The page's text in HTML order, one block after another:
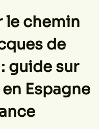
le chemin
de
guide sur
Espagne